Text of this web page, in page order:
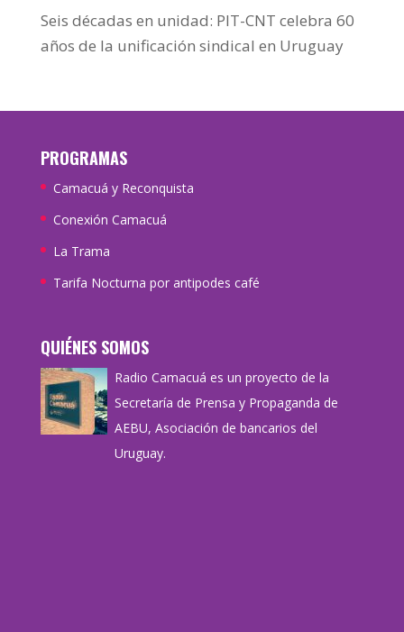
Seis décadas en unidad: PIT-CNT celebra 60
años de la unificación sindical en Uruguay
PROGRAMAS
Camacuá y Reconquista
Conexión Camacuá
La Trama
Tarifa Nocturna por antipodes café
QUIÉNES SOMOS
Radio Camacuá es un proyecto de la
Secretaría de Prensa y Propaganda de
AEBU, Asociación de bancarios del
Uruguay.